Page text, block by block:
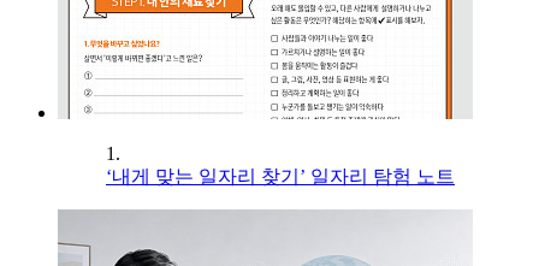
1.
‘내게 맞는 일자리 찾기’ 일자리 탐험 노트